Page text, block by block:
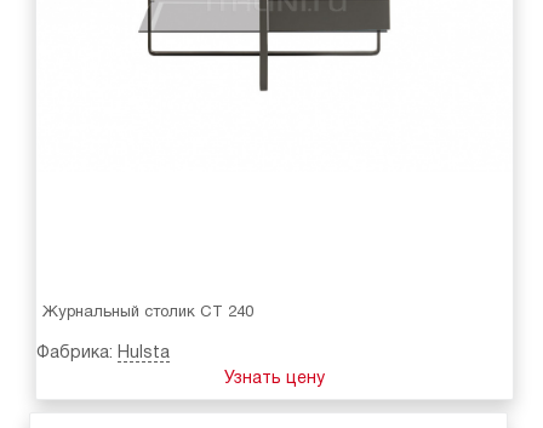
Журнальный столик CT 240
Фабрика: Hulsta
Узнать цену